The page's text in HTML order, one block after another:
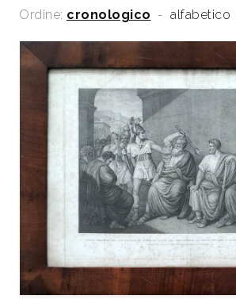
Ordine: cronologico - alfabetico